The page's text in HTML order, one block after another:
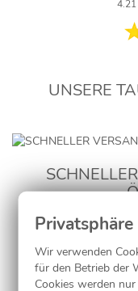
UNSERE
Wir bearbeiten Ihre
Taufkarteninnerhalb
nach Hause geliefert
Wir verwenden
für den Betrieb der
Cookies werden